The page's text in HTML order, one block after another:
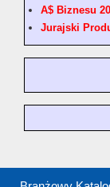
A$ Biznesu
Jurajski